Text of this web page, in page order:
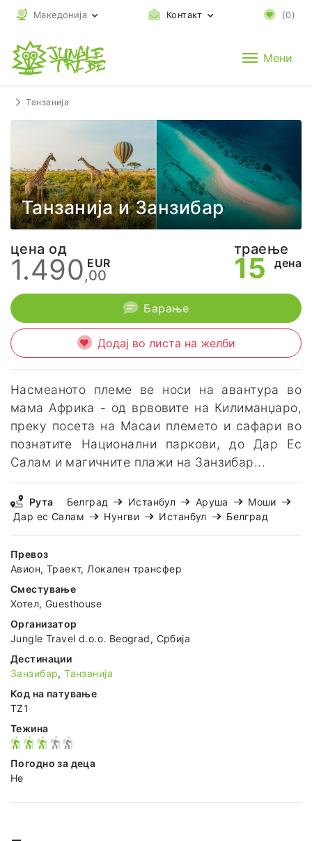
Македонија Контакт (0)
Мени
Танзанија
Танзанија и Занзибар
цена од
1.490 EUR
,00
траење
15 дена
Барање
Додај во листа на желби
Насмеаното племе ве носи на авантура во
мама Африка - од врвовите на Килиманџаро,
преку посета на Масаи племето и сафари во
познатите Национални паркови, до Дар Ес
Салам и магичните плажи на Занзибар...
Рута Белград Истанбул Аруша
Моши
Дар ес Салам
Нунгви Истанбул Белград
Превоз
Авион, Траект, Локален трансфер
Сместување
Хотел, Guesthouse
Организатор
Jungle Travel d.o.o. Beograd, Србија
Дестинации
Занзибар,Танзанија
Код на патување
TZ1
Тежина
Погодно за деца
Не